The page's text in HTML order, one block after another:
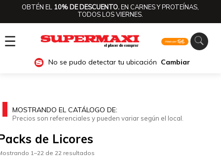
OBTÉN EL 10% DE DESCUENTO.EN CARNES Y PROTEÍNAS,
TODOS LOS VIERNES.
☰
No se pudo detectar tu ubicación Cambiar
MOSTRANDO EL CATÁLOGO DE:
Precios son referenciales y pueden variar según el local.
de Licores
1–22 de 22 resultados